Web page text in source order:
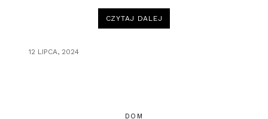
CZYTAJ DALEJ
12 LIPCA, 2024
DOM